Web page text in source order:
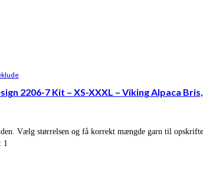
2206-7 Kit – XS-XXXL – Viking Alpaca
Vælg størrelsen og få korrekt mængde garn til
1